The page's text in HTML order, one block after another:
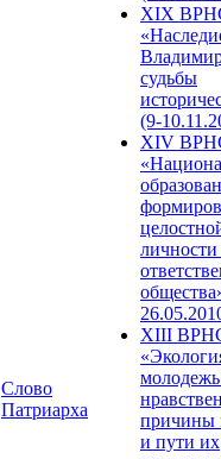
Слово
Патриарха
XIX
судьбы
(9-
XIV
XIII
причины
и пути их